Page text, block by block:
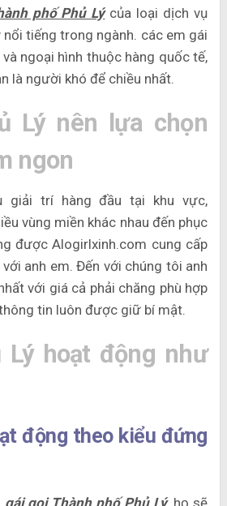
phố Phủ Lýcủa loại dịch vụ
tiếng trong ngành. các em gái
ngoại hình thuộc hàng quốc tế,
là người khó để chiều nhất.
Lý nên lựa chọn
ngon
trí hàng đầu tại khu vực,
vùng miền khác nhau đến phục
được Alogirlxinh.com cung cấp
anh em. Đến với chúng tôi anh
với giá cả phải chăng phù hợp
tin luôn được giữ bí mật.
Lý hoạt động như
động theo kiểu đứng
gái gọi Thành phố Phủ Lý, họ sẽ